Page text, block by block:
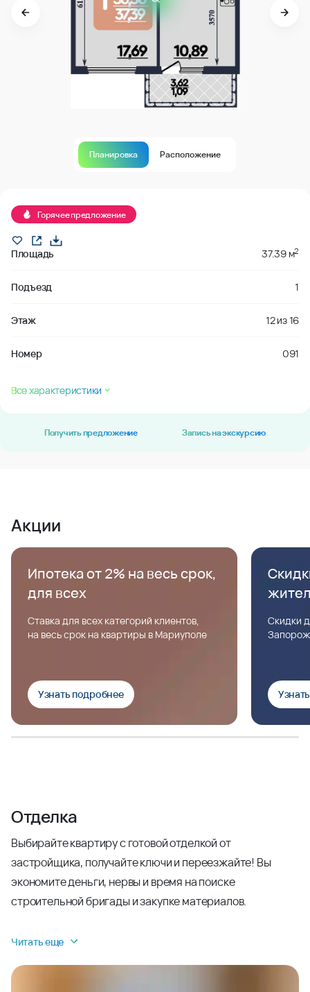
Планировка Расположение
Горячее предложение
Площадь 37.39 м2
Подъезд 1
Этаж 12из16
Номер 091
Все характеристики
Получить предложение Запись на экскурсию
Акции
Ипотека от 2% на весь срок,
для всех
Ставка для всех категорий клиентов,
на весь срок на квартиры в Мариуполе
Узнать подробнее
Скидки
Отделка
Выбирайте квартиру с готовой отделкой от
застройщика, получайте ключи и переезжайте! Вы
экономите деньги, нервы и время на поиске
строительной бригады и закупке материалов.
Читать еще